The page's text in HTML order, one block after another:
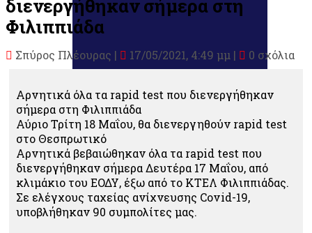
διενεργήθηκαν σήμερα στη
Φιλιππιάδα
Σπύρος Πλέουρας | 17/05/2021, 4:49 μμ | 0 σχόλια
Αρνητικά όλα τα rapid test που διενεργήθηκαν
σήμερα στη Φιλιππιάδα
Αύριο Τρίτη 18 Μαΐου, θα διενεργηθούν rapid test
στο Θεσπρωτικό
Αρνητικά βεβαιώθηκαν όλα τα rapid test που
διενεργήθηκαν σήμερα Δευτέρα 17 Μαΐου, από
κλιμάκιο του ΕΟΔΥ, έξω από το ΚΤΕΛ Φιλιππιάδας.
Σε ελέγχους ταχείας ανίχνευσης Covid-19,
υποβλήθηκαν 90 συμπολίτες μας.